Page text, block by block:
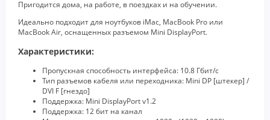
Пригодится дома, на работе, в поездках и на обучении.
Идеально подходит для ноутбуков iMac, MacBook Pro или
MacBook Air, оснащенных разъемом Mini DisplayPort.
Характеристики:
Пропускная способность интерфейса: 10.8 Гбит/с
Тип разъемов кабеля или переходника: Mini DP [штекер] /
DVI F [гнездо]
Поддержка: Mini DisplayPort v1.2
Поддержка: 12 бит на канал